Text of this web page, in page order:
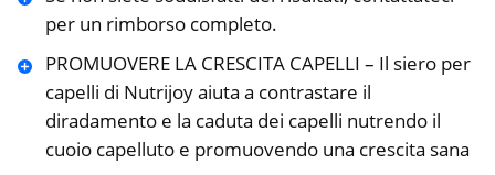
per un rimborso completo.
PROMUOVERE LA CRESCITA CAPELLI – Il siero per
capelli di Nutrijoy aiuta a contrastare il
diradamento e la caduta dei capelli nutrendo il
cuoio capelluto e promuovendo una crescita sana